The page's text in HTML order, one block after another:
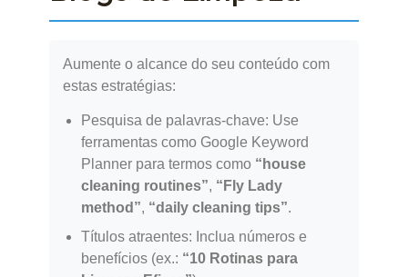
Aumente o alcance do seu conteúdo com
estas estratégias:
Pesquisa de palavras-chave: Use
ferramentas como Google Keyword
Planner para termos como “house
cleaning routines”, “Fly Lady
method”, “daily cleaning tips”.
Títulos atraentes: Inclua números e
benefícios (ex.: “10 Rotinas para